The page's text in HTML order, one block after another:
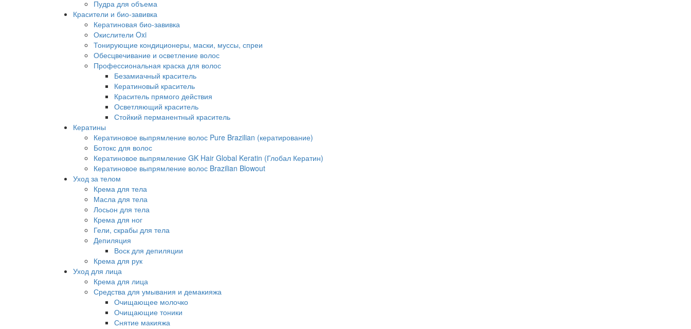
Пудра для объема
Красители и био-завивка
Кератиновая био-завивка
Окислители Oxi
Тонирующие кондиционеры, маски, муссы, спреи
Обесцвечивание и осветление волос
Профессиональная краска для волос
Безамиачный краситель
Кератиновый краситель
Краситель прямого действия
Осветляющий краситель
Стойкий перманентный краситель
Кератины
Кератиновое выпрямление волос Pure Brazilian (кератирование)
Ботокс для волос
Кератиновое выпрямление GK Hair Global Keratin (Глобал Кератин)
Кератиновое выпрямление волос Brazilian Blowout
Уход за телом
Крема для тела
Масла для тела
Лосьон для тела
Крема для ног
Гели, скрабы для тела
Депиляция
Воск для депиляции
Крема для рук
Уход для лица
Крема для лица
Средства для умывания и демакияжа
Очищающее молочко
Очищающие тоники
Снятие макияжа